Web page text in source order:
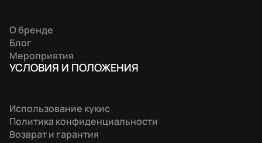
О бренде
Блог
Мероприятия
УСЛОВИЯ И ПОЛОЖЕНИЯ
Использование кукис
Политика конфиденциальности
Возврат и гарантия